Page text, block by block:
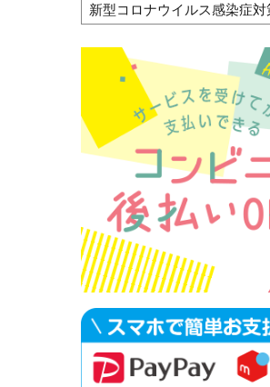
新型コロナウイルス感染症対